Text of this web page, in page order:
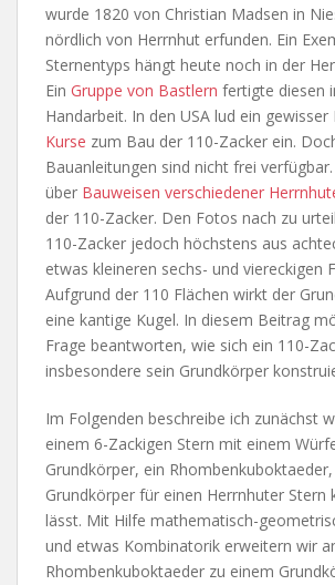
wurde 1820 von Christian Madsen in
nördlich von Herrnhut erfunden. Ein
Sternentyps hängt heute noch in der
Ein Gruppe von Bastlern fertigte diesen
Handarbeit. In den USA lud ein
Kurse zum Bau der 110-Zacker ein.
Bauanleitungen sind nicht frei
über Bauweisen verschiedener
der 110-Zacker. Den Fotos nach zu
110-Zacker jedoch höchstens aus
etwas kleineren sechs- und viereckigen
Aufgrund der 110 Flächen wirkt der
eine kantige Kugel. In diesem Beitrag
Frage beantworten, wie sich ein 110-
insbesondere sein Grundkörper
Im Folgenden beschreibe ich zunächst
einem 6-Zackigen Stern mit einem
Grundkörper, ein
Grundkörper für einen Herrnhuter Stern
lässt. Mit Hilfe mathematisch-
und etwas Kombinatorik erweitern wir
Rhombenkuboktaeder zu einem